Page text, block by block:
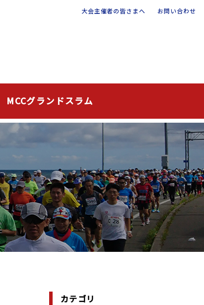
大会主催者の皆さまへ お問い合わせ
MCCグランドスラム
カテゴリ